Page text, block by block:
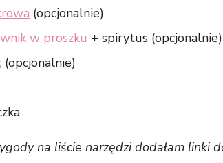
(opcjonalnie)
w proszku + spirytus (opcjonalnie)
(opcjonalnie)
na liście narzędzi dodałam linki